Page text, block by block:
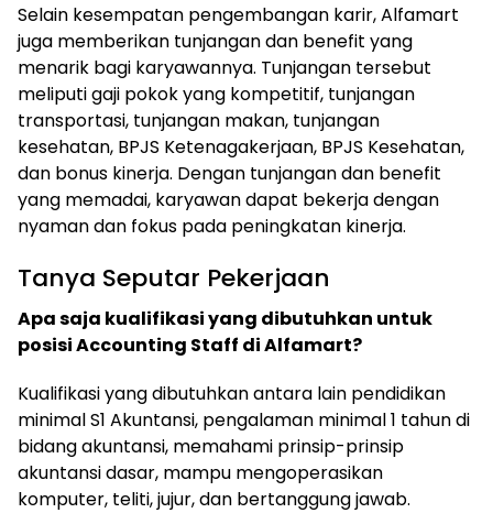
Selain kesempatan pengembangan karir, Alfamart
juga memberikan tunjangan dan benefit yang
menarik bagi karyawannya. Tunjangan tersebut
meliputi gaji pokok yang kompetitif, tunjangan
transportasi, tunjangan makan, tunjangan
kesehatan, BPJS Ketenagakerjaan, BPJS Kesehatan,
dan bonus kinerja. Dengan tunjangan dan benefit
yang memadai, karyawan dapat bekerja dengan
nyaman dan fokus pada peningkatan kinerja.
Tanya Seputar Pekerjaan
Apa saja kualifikasi yang dibutuhkan untuk
posisi Accounting Staff di Alfamart?
Kualifikasi yang dibutuhkan antara lain pendidikan
minimal S1 Akuntansi, pengalaman minimal 1 tahun di
bidang akuntansi, memahami prinsip-prinsip
akuntansi dasar, mampu mengoperasikan
komputer, teliti, jujur, dan bertanggung jawab.